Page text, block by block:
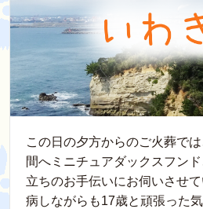
この日の夕方からのご火葬で
間へミニチュアダックスフン
立ちのお手伝いにお伺いさせ
病しながらも17歳と頑張った